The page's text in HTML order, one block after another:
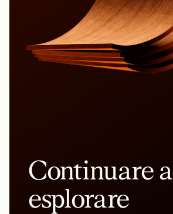
Continuare
esplorare